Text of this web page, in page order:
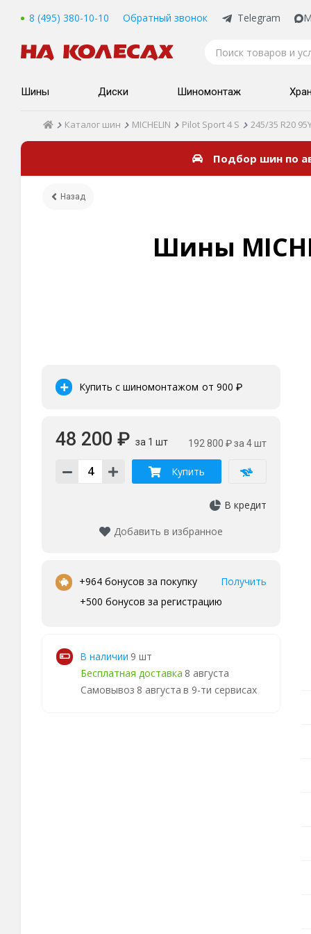
8 (495) 380-10-10 Обратный звонок Telegram
Шины Диски Шиномонтаж
Каталог шин MICHELIN Pilot Sport 4 S 245/35 R20
Подбор шин по
Назад
Шины
Купить с шиномонтажом от 900 ₽
48 200 ₽ за 1 шт 192 800 ₽за 4 шт
Купить
В кредит
Добавить в избранное
• +964 бонусов за покупку
Получить
+500 бонусов за регистрацию
В наличии 9 шт
Бесплатная доставка 8 августа
Самовывоз 8 августа в 9-ти сервисах